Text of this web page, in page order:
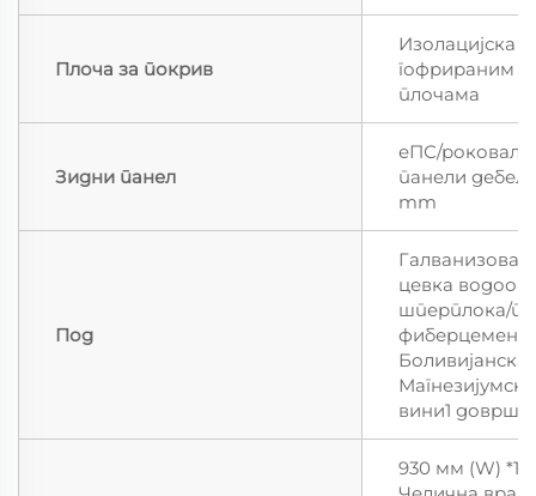
Плоча за покрив
Изолацијска
гофрираним
плочама
Зидни панел
еПС/роковал/
панели
mm
Под
цевка
шперплока/
Боливијанска
вини1
930 мм (W)